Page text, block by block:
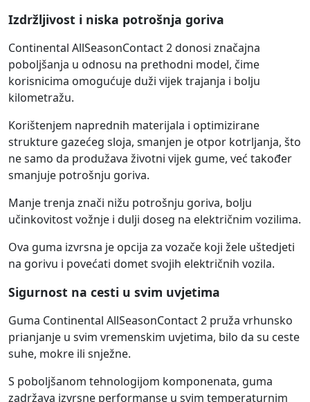
Izdržljivost i niska potrošnja goriva
Continental AllSeasonContact 2 donosi značajna
poboljšanja u odnosu na prethodni model, čime
korisnicima omogućuje duži vijek trajanja i bolju
kilometražu.
Korištenjem naprednih materijala i optimizirane
strukture gazećeg sloja, smanjen je otpor kotrljanja, što
ne samo da produžava životni vijek gume, već također
smanjuje potrošnju goriva.
Manje trenja znači nižu potrošnju goriva, bolju
učinkovitost vožnje i dulji doseg na električnim vozilima.
Ova guma izvrsna je opcija za vozače koji žele uštedjeti
na gorivu i povećati domet svojih električnih vozila.
Sigurnost na cesti u svim uvjetima
Guma Continental AllSeasonContact 2 pruža vrhunsko
prianjanje u svim vremenskim uvjetima, bilo da su ceste
suhe, mokre ili snježne.
S poboljšanom tehnologijom komponenata, guma
zadržava izvrsne performanse u svim temperaturnim